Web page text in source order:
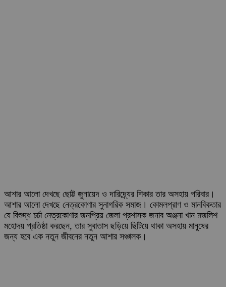
আশার আলো দেখছে ছোট্ট জুনায়েদ ও দারিদ্র্যের শিকার তার অসহায় পরিবার।
আশার আলো দেখছে নেত্রকোণার সুনাগরিক সমাজ। কোমলপ্রাণ ও মানবিকতার
যে বিশুদ্ধ চর্চা নেত্রকোণার জনপ্রিয় জেলা প্রশাসক জনাব অঞ্জনা খান মজলিশ
মহোদয় প্রতিষ্ঠা করছেন, তার সুবাতাস ছড়িয়ে ছিটিয়ে থাকা অসহায় মানুষের
জন্য হবে এক নতুন জীবনের নতুন আশার সঞ্চালক।